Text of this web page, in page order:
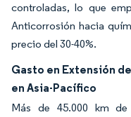
controladas, lo que
Anticorrosión hacia
precio del 30-40%.
Gasto en Extensión
en Asia-Pacífico
Más de 45.000 km de